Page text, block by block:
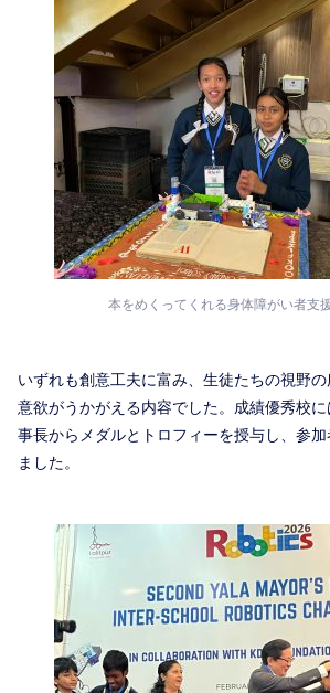
本をめくってくれる身体障がい者支
いずれも創意工夫に富み、生徒たちの視野
意欲がうかがえる内容でした。成績優秀校
事長からメダルとトロフィーを授与し、参
ました。